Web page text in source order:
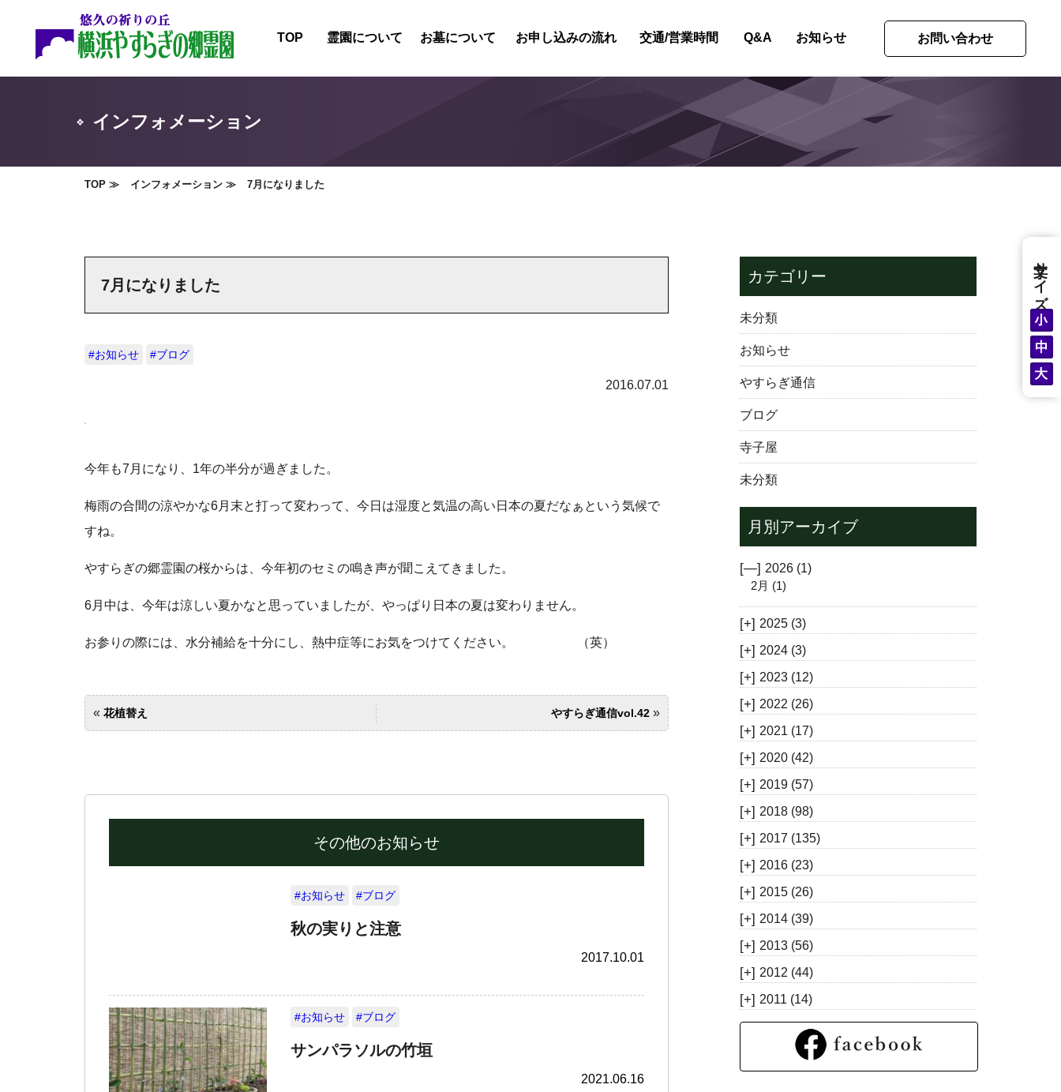
TOP 霊園について
霊園紹介
お墓について お申し込みの流れ 交通/営業時間 Q&A お知らせ お問い合わせ
文字サイズ
インフォメーション
TOP インフォメーション 7月になりました
7月になりました
#お知らせ #ブログ
2016.07.01
今年も7月になり、1年の半分が過ぎました。
梅雨の合間の涼やかな6月末と打って変わって、今日は湿度と気温の高い日本の夏だなぁという気候で
すね。
やすらぎの郷霊園の桜からは、今年初のセミの鳴き声が聞こえてきました。
6月中は、今年は涼しい夏かなと思っていましたが、やっぱり日本の夏は変わりません。
お参りの際には、水分補給を十分にし、熱中症等にお気をつけてください。 （英）
« 花植替え やすらぎ通信vol.42 »
その他のお知らせ
#お知らせ #ブログ
秋の実りと注意
2017.10.01
#お知らせ #ブログ
サンパラソルの竹垣
2021.06.16
カテゴリー
未分類
お知らせ
やすらぎ通信
ブログ
寺子屋
未分類
月別アーカイブ
[—] 2026 (1)
2月 (1)
[+] 2025 (3)
[+] 2024 (3)
[+] 2023 (12)
[+] 2022 (26)
[+] 2021 (17)
[+] 2020 (42)
[+] 2019 (57)
[+] 2018 (98)
[+] 2017 (135)
[+] 2016 (23)
[+] 2015 (26)
[+] 2014 (39)
[+] 2013 (56)
[+] 2012 (44)
[+] 2011 (14)